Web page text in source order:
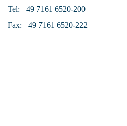
Tel: +49 7161 6520-200
Fax: +49 7161 6520-222